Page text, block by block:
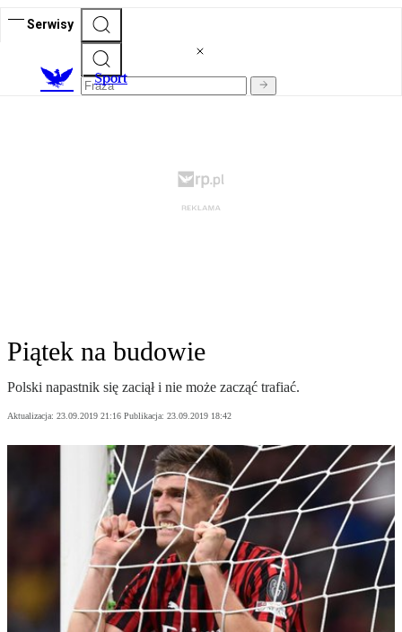
Serwisy
Sport
Piątek na budowie
Polski napastnik się zaciął i nie może zacząć trafiać.
Aktualizacja: 23.09.2019 21:16 Publikacja: 23.09.2019 18:42